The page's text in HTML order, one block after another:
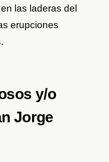
las laderas del
erupciones
y/o
Jorge